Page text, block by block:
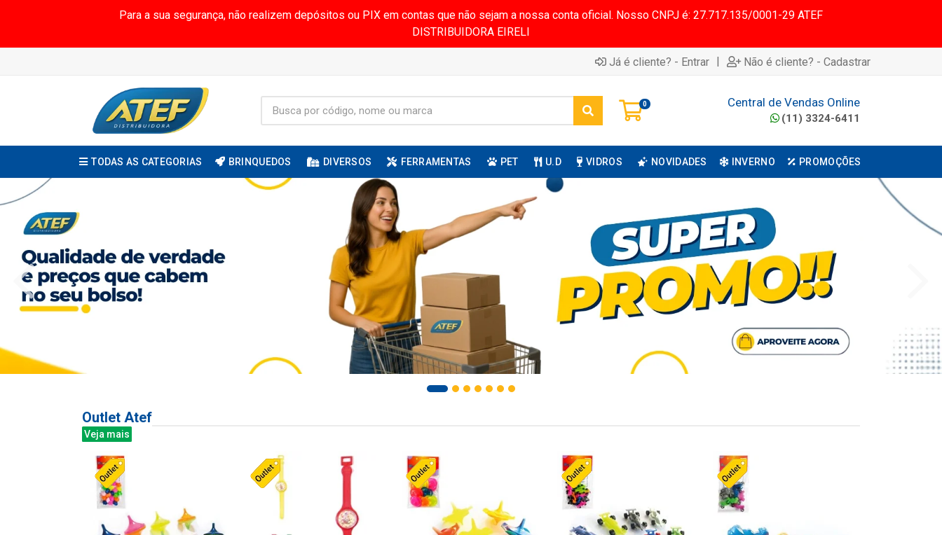
Para a sua segurança, não realizem depósitos ou PIX em contas que não sejam a nossa conta oficial. Nosso CNPJ é: 27.717.135/0001-29 ATEF
DISTRIBUIDORA EIRELI
Já é cliente? - Entrar | Não é cliente? - Cadastrar
0 Central de Vendas Online
(11) 3324-6411
TODAS AS CATEGORIAS BRINQUEDOS DIVERSOS FERRAMENTAS PET U.D VIDROS NOVIDADES INVERNO PROMOÇÕES
Outlet Atef
Veja mais